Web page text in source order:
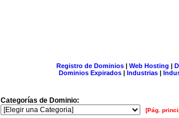
Registro de Dominios| Web Hosting |
Dominios Expirados | Industrias |
Categorías de Dominio:
[Pág.